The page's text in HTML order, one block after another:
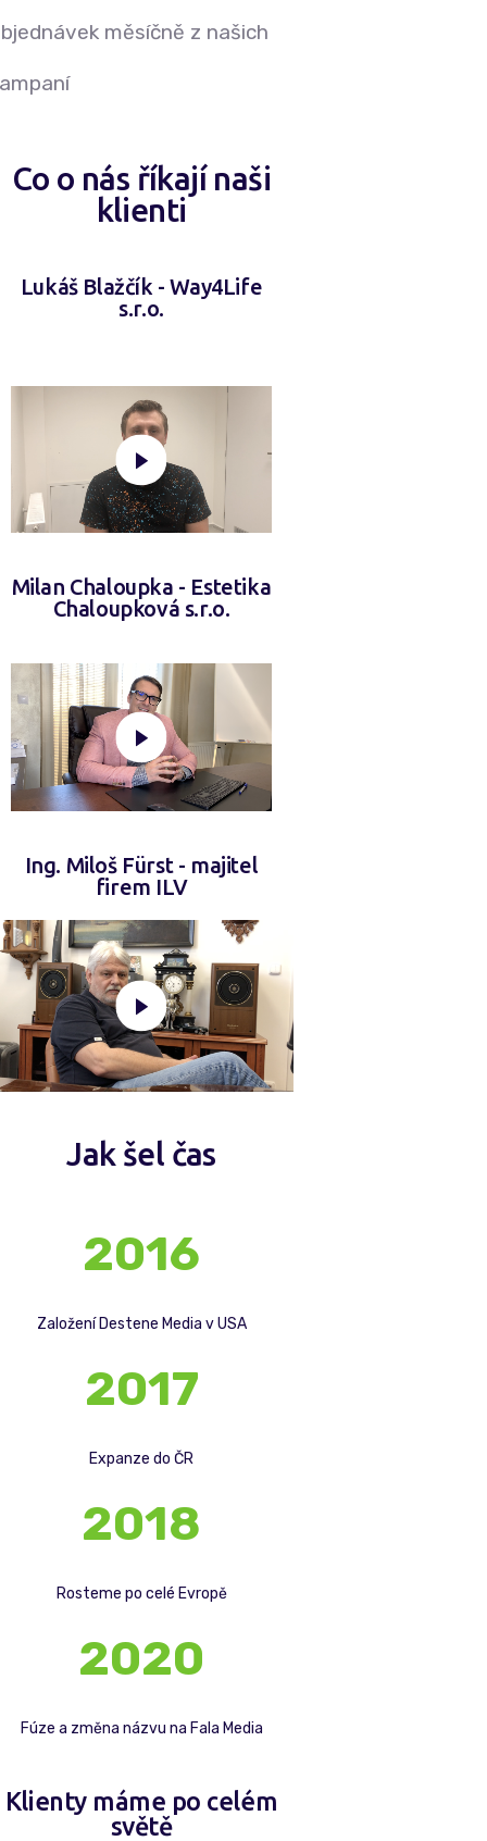
měsíčně z našich
Co o nás říkají naši
klienti
Lukáš Blažčík - Way4Life
s.r.o.
Milan Chaloupka - Estetika
Chaloupková s.r.o.
Ing. Miloš Fürst - majitel
firem ILV
Jak šel čas
2016
Založení Destene Media v USA
2017
Expanze do ČR
2018
Rosteme po celé Evropě
2020
Fúze a změna názvu na Fala Media
Klienty máme po celém
světě